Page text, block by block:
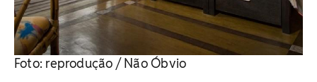
Foto: reprodução / Não Óbvio